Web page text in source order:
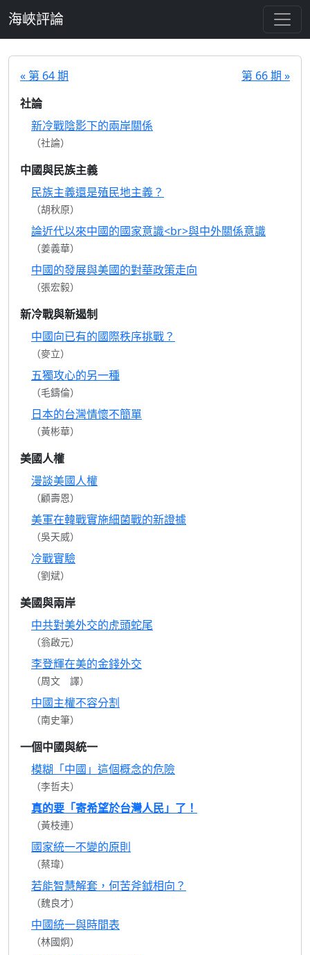
海峽評論
« 第 64 期
第 66 期 »
社論
新冷戰陰影下的兩岸關係
（社論）
中國與民族主義
民族主義還是殖民地主義？
（胡秋原）
論近代以來中國的國家意識<br>與中外關係意識
（姜義華）
中國的發展與美國的對華政策走向
（張宏毅）
新冷戰與新遏制
中國向已有的國際秩序挑戰？
（麥立）
五獨攻心的另一種
（毛鑄倫）
日本的台灣情懷不簡單
（黃彬華）
美國人權
漫談美國人權
（顧壽恩）
美軍在韓戰實施細菌戰的新證據
（吳天威）
冷戰實驗
（劉斌）
美國與兩岸
中共對美外交的虎頭蛇尾
（翁啟元）
李登輝在美的金錢外交
（周文 譯）
中國主權不容分割
（南史筆）
一個中國與統一
模糊「中國」這個概念的危險
（李哲夫）
真的要「寄希望於台灣人民」了！
（黃枝連）
國家統一不變的原則
（蔡瑋）
若能智慧解套，何苦斧鉞相向？
（魏良才）
中國統一與時間表
（林國炯）